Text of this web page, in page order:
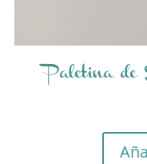
Paletina